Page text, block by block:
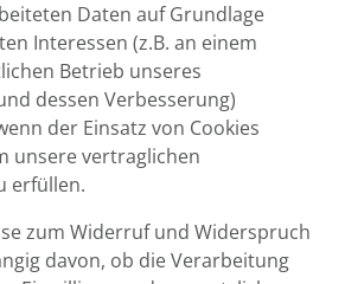
Daten auf Grundlage
Interessen (z.B. an einem
Betrieb unseres
dessen Verbesserung)
der Einsatz von Cookies
unsere vertraglichen
erfüllen.
zum Widerruf und Widerspruch
davon, ob die Verarbeitung